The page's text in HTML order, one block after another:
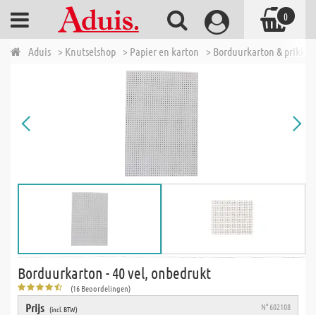
Aduis > Knutselshop > Papier en karton > Borduurkarton & prikken
Borduurkarton - 40 vel, onbedrukt
(16 Beoordelingen)
Prijs (incl. BTW) N° 602108
0